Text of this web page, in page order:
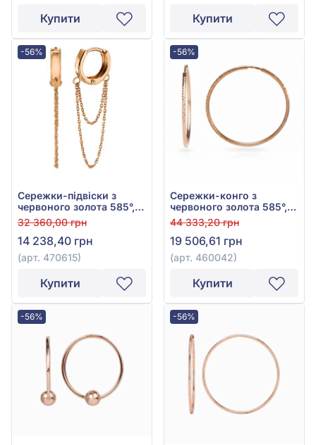
Купити Купити
-56%
Сережки-підвіски з
червоного золота 585°,
без вставки, арт. 470615
32 360,00 грн
14 238,40 грн
(арт. 470615)
Купити
-56%
Сережки-конго з
червоного золота 585°,
арт. 460042
44 333,20 грн
19 506,61 грн
(арт. 460042)
Купити
-56% -56%